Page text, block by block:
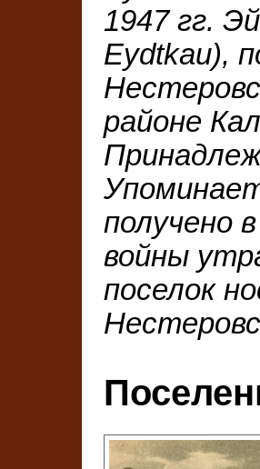
1947 гг.
Eydtkau),
районе
получено
войны
поселок